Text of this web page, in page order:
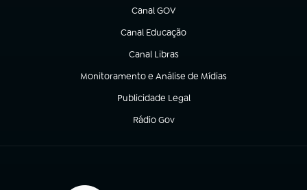
Canal GOV
(abre em nova aba)
Canal Educação
(abre em nova aba)
Canal Libras
(abre em nova aba)
Monitoramento e Análise de Mídias
(abre em nova aba)
Publicidade Legal
(abre em nova aba)
Rádio Gov
(abre em nova aba)